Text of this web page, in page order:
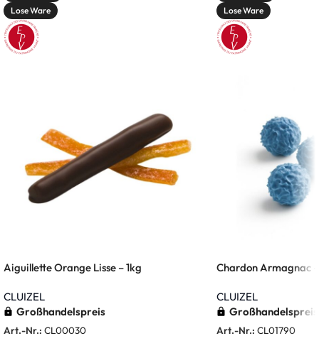
Lose Ware
Aiguillette Orange Lisse – 1kg
CLUIZEL
Großhandelspreis
Art.-Nr.: CL00030
Lose Ware
Chardon Armagnac
CLUIZEL
Großhandelspreis
Art.-Nr.: CL01790